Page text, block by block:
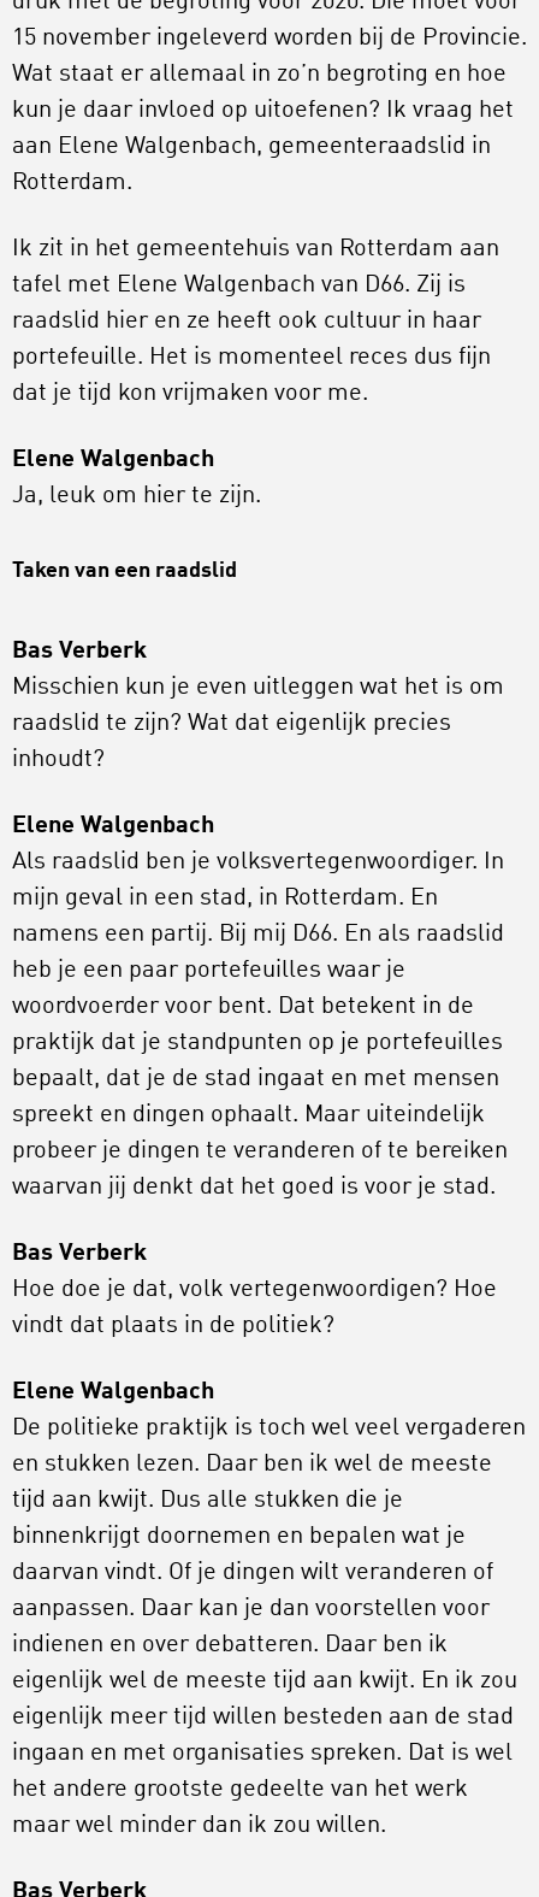
15 november ingeleverd worden bij de Provincie.
Wat staat er allemaal in zo’n begroting en hoe
kun je daar invloed op uitoefenen? Ik vraag het
aan Elene Walgenbach, gemeenteraadslid in
Rotterdam.
Ik zit in het gemeentehuis van Rotterdam aan
tafel met Elene Walgenbach van D66. Zij is
raadslid hier en ze heeft ook cultuur in haar
portefeuille. Het is momenteel reces dus fijn
dat je tijd kon vrijmaken voor me.
Elene Walgenbach
Ja, leuk om hier te zijn.
Taken van een raadslid
Bas Verberk
Misschien kun je even uitleggen wat het is om
raadslid te zijn? Wat dat eigenlijk precies
inhoudt?
Elene Walgenbach
Als raadslid ben je volksvertegenwoordiger. In
mijn geval in een stad, in Rotterdam. En
namens een partij. Bij mij D66. En als raadslid
heb je een paar portefeuilles waar je
woordvoerder voor bent. Dat betekent in de
praktijk dat je standpunten op je portefeuilles
bepaalt, dat je de stad ingaat en met mensen
spreekt en dingen ophaalt. Maar uiteindelijk
probeer je dingen te veranderen of te bereiken
waarvan jij denkt dat het goed is voor je stad.
Bas Verberk
Hoe doe je dat, volk vertegenwoordigen? Hoe
vindt dat plaats in de politiek?
Elene Walgenbach
De politieke praktijk is toch wel veel vergaderen
en stukken lezen. Daar ben ik wel de meeste
tijd aan kwijt. Dus alle stukken die je
binnenkrijgt doornemen en bepalen wat je
daarvan vindt. Of je dingen wilt veranderen of
aanpassen. Daar kan je dan voorstellen voor
indienen en over debatteren. Daar ben ik
eigenlijk wel de meeste tijd aan kwijt. En ik zou
eigenlijk meer tijd willen besteden aan de stad
ingaan en met organisaties spreken. Dat is wel
het andere grootste gedeelte van het werk
maar wel minder dan ik zou willen.